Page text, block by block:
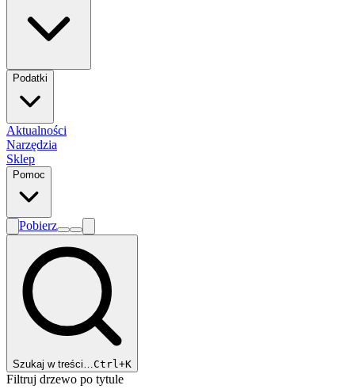
Podatki
Aktualności
Narzędzia
Sklep
Pomoc
Pobierz
Szukaj w treści…Ctrl+K
Filtruj drzewo po tytule